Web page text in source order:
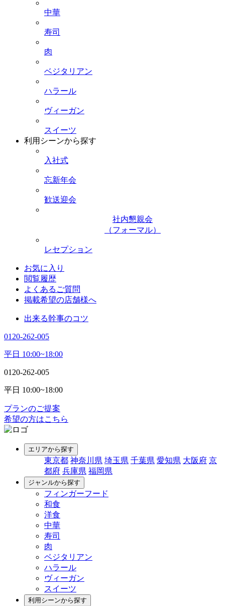
中華
寿司
肉
ベジタリアン
ハラール
ヴィーガン
スイーツ
利用シーンから探す
入社式
忘新年会
歓送迎会
社内懇親会
（フォーマル）
レセプション
お気に入り
閲覧履歴
よくあるご質問
掲載希望の店舗様へ
出来る幹事のコツ
0120-262-005
平日 10:00~18:00
0120-262-005
平日 10:00~18:00
プランのご提案
希望の方はこちら
エリアから探す
東京都 神奈川県 埼玉県 千葉県 愛知県 大阪府 京
都府 兵庫県 福岡県
ジャンルから探す
フィンガーフード
和食
洋食
中華
寿司
肉
ベジタリアン
ハラール
ヴィーガン
スイーツ
利用シーンから探す